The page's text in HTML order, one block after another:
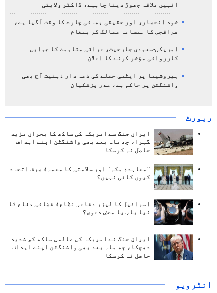
انہیں علاقہ چھوڑ دینا چاہیے، ڈاکٹر ولایتی
خود انحصاری اور حقیقی بھائی چارے کا وقت آگیا ہے،
عراقچی کا ہمسایہ ممالک کو پیغام
امریکی-سعودی جارحیت، عراقی مقاومت کا جوابی
کارروائی مؤخر کرنے کا اعلان
ہیروشیما پر ایٹمی حملے کی ذمہ دار ذہنیت آج بھی
واشنگٹن پر حاکم ہے، صدر پزشکیان
رپورٹ
ایران جنگ سے امریکہ کی ساکھ کا بحران مزید
گہرا، چھ ماہ بعد بھی واشنگٹن اپنے اہداف
حاصل نہ کرسکا
"معاہدۂ مکہ" اور سلامتی کا معمہ؛ صرف اتحاد
کیوں کافی نہیں؟
اسرائیل کا لیزر دفاعی نظام؛ فضائی دفاع کا
نیا باب یا محض دعوی؟
ایران جنگ نے امریکہ کی عالمی ساکھ کو شدید
دھچکا، چھ ماہ بعد بھی واشنگٹن اپنے اہداف
حاصل نہ کرسکا
انٹرويو